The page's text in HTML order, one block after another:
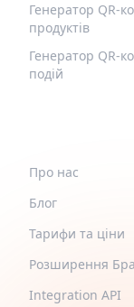
Генератор QR-
продуктів
Генератор QR-
подій
Про нас
Блог
Тарифи та ціни
Розширення
Integration API